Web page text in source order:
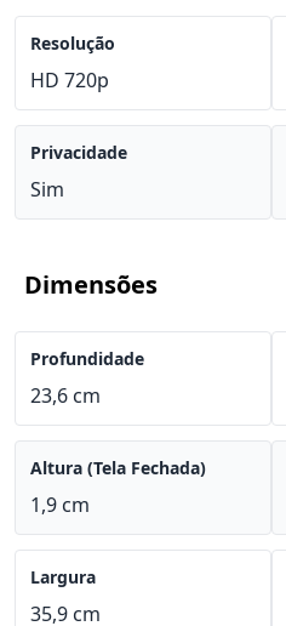
Resolução
HD 720p
Privacidade
Sim
Dimensões
Profundidade
23,6 cm
Altura (Tela Fechada)
1,9 cm
Largura
35,9 cm